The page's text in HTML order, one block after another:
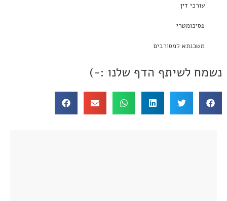
עורכי דין
פסיכומטרי
משכנתא למסורבים
נשמח לשיתף הדף שלנו :-)